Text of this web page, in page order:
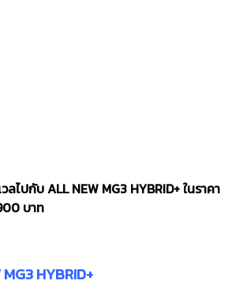
ลไปกับ ALL NEW MG3 HYBRID+ ในราคา
บาท
HYBRID+